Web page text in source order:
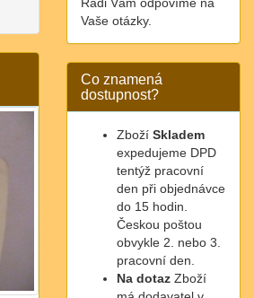
Vaše otázky.
Co znamená
dostupnost?
Zboží Skladem
expedujeme DPD
tentýž pracovní
den při objednávce
do 15 hodin.
Českou poštou
obvykle 2. nebo 3.
pracovní den.
Na dotaz Zboží